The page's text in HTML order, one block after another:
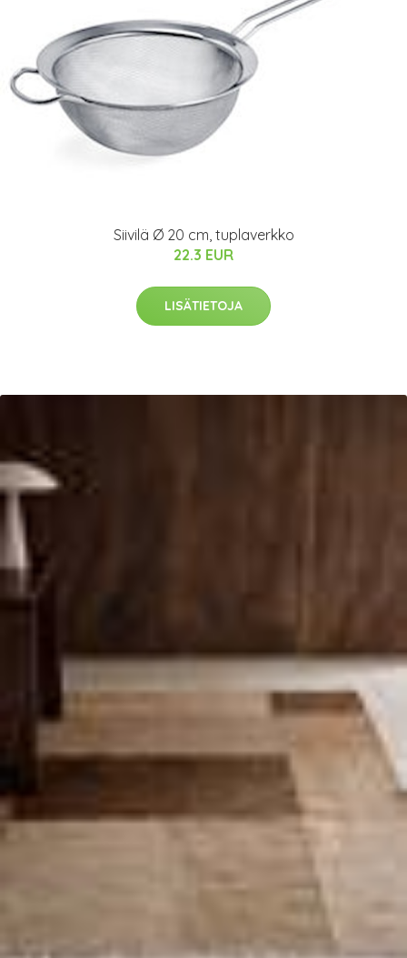
Siivilä Ø 20 cm, tuplaverkko
22.3 EUR
LISÄTIETOJA